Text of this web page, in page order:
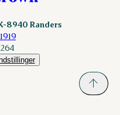
8940 Randers